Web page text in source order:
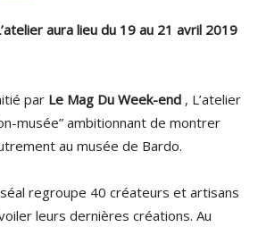
aura lieu du 19 au 21 avril 2019
par Le Mag Du Week-end , L’atelier
musée” ambitionnant de montrer
au musée de Bardo.
regroupe 40 créateurs et artisans
leurs dernières créations. Au